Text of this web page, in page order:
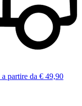
a partire da € 49,90